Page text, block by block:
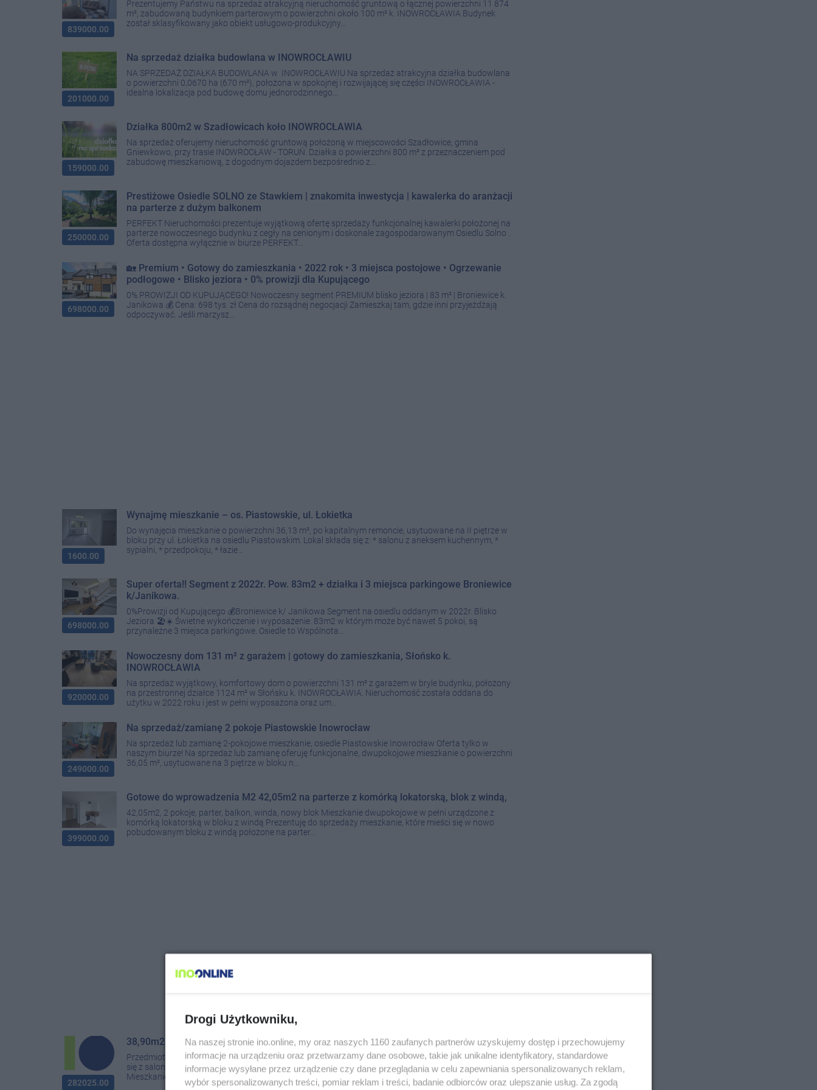
839000.00
Prezentujemy Państwu na sprzedaż atrakcyjną nieruchomość gruntową o łącznej powierzchni 11 874
m², zabudowaną budynkiem parterowym o powierzchni około 100 m² k. INOWROCŁAWIA Budynek
został sklasyfikowany jako obiekt usługowo-produkcyjny...
201000.00
Na sprzedaż działka budowlana w INOWROCŁAWIU
NA SPRZEDAŻ DZIAŁKA BUDOWLANA w INOWROCŁAWIU Na sprzedaż atrakcyjna działka budowlana
o powierzchni 0,0670 ha (670 m²), położona w spokojnej i rozwijającej się części INOWROCŁAWIA -
idealna lokalizacja pod budowę domu jednorodzinnego...
159000.00
Działka 800m2 w Szadłowicach koło INOWROCŁAWIA
Na sprzedaż oferujemy nieruchomość gruntową położoną w miejscowości Szadłowice, gmina
Gniewkowo, przy trasie INOWROCŁAW - TORUŃ. Działka o powierzchni 800 m² z przeznaczeniem pod
zabudowę mieszkaniową, z dogodnym dojazdem bezpośrednio z...
250000.00
Prestiżowe Osiedle SOLNO ze Stawkiem | znakomita inwestycja | kawalerka do aranżacji
na parterze z dużym balkonem
PERFEKT Nieruchomości prezentuje wyjątkową ofertę sprzedaży funkcjonalnej kawalerki położonej na
parterze nowoczesnego budynku z cegły na cenionym i doskonale zagospodarowanym Osiedlu Solno .
Oferta dostępna wyłącznie w biurze PERFEKT...
698000.00
🏡 Premium • Gotowy do zamieszkania • 2022 rok • 3 miejsca postojowe • Ogrzewanie
podłogowe • Blisko jeziora • 0% prowizji dla Kupującego
0% PROWIZJI OD KUPUJĄCEGO! Nowoczesny segment PREMIUM blisko jeziora | 83 m² | Broniewice k.
Janikowa 💰 Cena: 698 tys. zł Cena do rozsądnej negocjacji Zamieszkaj tam, gdzie inni przyjeżdżają
odpoczywać. Jeśli marzysz...
1600.00
Wynajmę mieszkanie – os. Piastowskie, ul. Łokietka
Do wynajęcia mieszkanie o powierzchni 36,13 m², po kapitalnym remoncie, usytuowane na II piętrze w
bloku przy ul. Łokietka na osiedlu Piastowskim. Lokal składa się z: * salonu z aneksem kuchennym, *
sypialni, * przedpokoju, * łazie...
698000.00
Super oferta!! Segment z 2022r. Pow. 83m2 + działka i 3 miejsca parkingowe Broniewice
k/Janikowa.
0%Prowizji od Kupującego 💰Broniewice k/ Janikowa Segment na osiedlu oddanym w 2022r. Blisko
Jeziora 🏖️☀️ Świetne wykończenie i wyposażenie. 83m2 w którym może być nawet 5 pokoi, są
przynależne 3 miejsca parkingowe. Osiedle to Wspólnota...
920000.00
Nowoczesny dom 131 m² z garażem | gotowy do zamieszkania, Słońsko k.
INOWROCŁAWIA
Na sprzedaż wyjątkowy, komfortowy dom o powierzchni 131 m² z garażem w bryle budynku, położony
na przestronnej działce 1124 m² w Słońsku k. INOWROCŁAWIA. Nieruchomość została oddana do
użytku w 2022 roku i jest w pełni wyposażona oraz um...
249000.00
Na sprzedaż/zamianę 2 pokoje Piastowskie Inowrocław
Na sprzedaż lub zamianę 2-pokojowe mieszkanie, osiedle Piastowskie Inowrocław Oferta tylko w
naszym biurze! Na sprzedaż lub zamianę oferuję funkcjonalne, dwupokojowe mieszkanie o powierzchni
36,05 m², usytuowane na 3 piętrze w bloku n...
399000.00
Gotowe do wprowadzenia M2 42,05m2 na parterze z komórką lokatorską, blok z windą,
42,05m2, 2 pokoje, parter, balkon, winda, nowy blok Mieszkanie dwupokojowe w pełni urządzone z
komórką lokatorską w bloku z windą Prezentuję do sprzedaży mieszkanie, które mieści się w nowo
pobudowanym bloku z windą położone na parter...
282025.00
38,90m2 na parterze w nowym bloku z windą w Kruszwicy
Przedmiotem sprzedaży jest lokal mieszkalny o powierzchni 38,90m2 położony na parterze składający
się z salonu z aneksem kuchennym, sypialni, przedpokoju , łazienki z wc oraz przynależnego balkonu.
Mieszkanie w stanie deweloperskim. W stan...
Drogi Użytkowniku,
Na naszej stronie ino.online, my oraz naszych 1160 zaufanych partnerów uzyskujemy dostęp i przechowujemy
informacje na urządzeniu oraz przetwarzamy dane osobowe, takie jak unikalne identyfikatory, standardowe
informacje wysyłane przez urządzenie czy dane przeglądania w celu zapewniania spersonalizowanych reklam,
wybór spersonalizowanych treści, pomiar reklam i treści, badanie odbiorców oraz ulepszanie usług. Za zgodą